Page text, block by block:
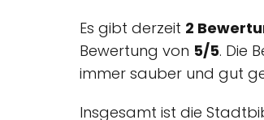
Es gibt derzeit 2
Bewertung von 5/5. Die
immer sauber und gut
Insgesamt ist die